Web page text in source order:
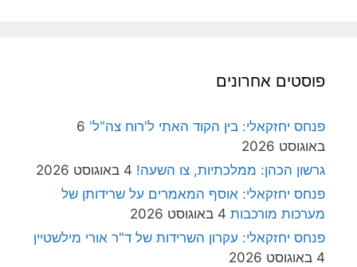
פוסטים אחרונים
פנחס יחזקאלי: בין הקוד האתי ל'רוח צה"ל' 6
באוגוסט 2026
גרשון הכהן: ממלכתיות, צו השעה! 4 באוגוסט 2026
פנחס יחזקאלי: אוסף המאמרים על שרידותן של
מערכות מורכבות 4 באוגוסט 2026
פנחס יחזקאלי: עקרון השרידות של ד"ר אורי מילשטיין
4 באוגוסט 2026